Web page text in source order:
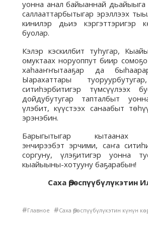
уонна анал байыаннай дьайыыга
саллааттарбытыгар эрэллээх
кинилэр дьиэ кэргэттэригэр
буолар.
Кэлэр кэскилбит туһугар,
омуктаах норуоппут биир
хаһааҥҥытааҕар да
Ыарахаттары
ситиһэрбитигэр түмсүүлээх
дойдубутугар тапталбыт
үлэбит, күүстээх санаабыт
эрэнэбин.
Барыгытыгар кытаанах
энчирээбэт эрчими, саҥа
соргуну, үлэҕитигэр уонна
кыайыыны-хотууну баҕарабын!
Саха Өрөспүүбүлүкэтин
#Главное #Саха Өрөспүүбүлүкэтин күнүн